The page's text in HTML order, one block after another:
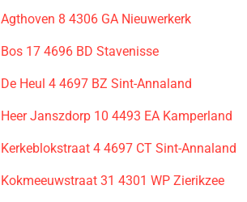
Agthoven 8 4306 GA Nieuwerkerk
Bos 17 4696 BD Stavenisse
De Heul 4 4697 BZ Sint-Annaland
Heer Janszdorp 10 4493 EA Kamperland
Kerkeblokstraat 4 4697 CT Sint-Annaland
Kokmeeuwstraat 31 4301 WP Zierikzee